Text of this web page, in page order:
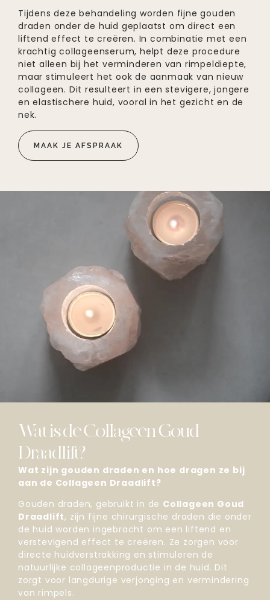
Tijdens deze behandeling worden fijne gouden
draden onder de huid geplaatst om direct een
liftend effect te creëren. In combinatie met een
krachtig collageenserum, helpt deze procedure
niet alleen bij het verminderen van rimpeldiepte,
maar stimuleert het ook de aanmaak van nieuw
collageen. Dit resulteert in een stevigere, jongere
en elastischere huid, vooral in het gezicht en de
nek.
MAAK JE AFSPRAAK
Wat is de Collageen Goud
Draadlift?
Wat zijn gouden draden en hoe dragen ze bij
aan de Collageen Draadlift?
Gouden draden, gebruikt in de Collageen Goud
Draadlift, zijn fijne chirurgische draden die onder
de huid worden ingebracht om een liftend en
verstevigend effect te creëren. Ze zorgen voor
directe huidverstrakking en stimuleren de
natuurlijke collageenproductie in de huid. Dit
zorgt voor langdurige verjonging en vermindering
van rimpels.